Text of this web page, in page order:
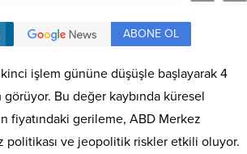
ABONE OL
işlem gününe düşüşle başlayarak 4
Bu değer kaybında küresel
fiyatındaki gerileme, ABD Merkez
politikası ve jeopolitik riskler etkili oluyor.